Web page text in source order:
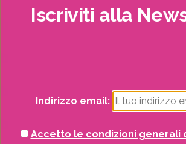
Piscine e idro
Recinzioni
Iscriviti alla
Indirizzo email:
Accetto le condizioni generali